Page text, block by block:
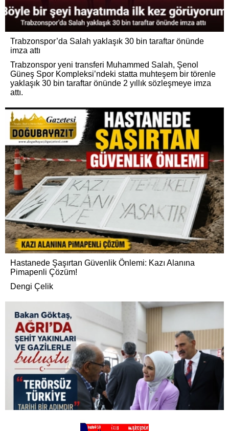
Trabzonspor’da Salah yaklaşık 30 bin taraftar önünde
imza attı
Trabzonspor yeni transferi Muhammed Salah, Şenol
Güneş Spor Kompleksi’ndeki statta muhteşem bir törenle
yaklaşık 30 bin taraftar önünde 2 yıllık sözleşmeye imza
attı.
Hastanede Şaşırtan Güvenlik Önlemi: Kazı Alanına
Pimapenli Çözüm!
Dengi Çelik